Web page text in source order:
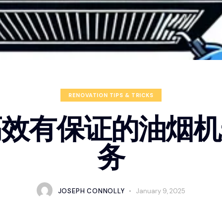
RENOVATION TIPS & TRICKS
有保证的油烟
务
JOSEPH CONNOLLY January 9, 2025